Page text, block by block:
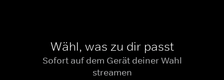
Wähl, was zu dir passt
Sofort auf dem Gerät deiner Wahl
streamen